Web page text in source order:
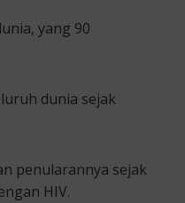
yang 90
dunia sejak
penularannya sejak
HIV.